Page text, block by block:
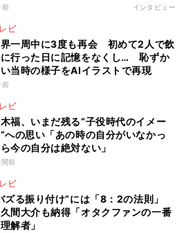
前 インタビュー
ビ
一周中に3度も再会 初めて2人で飲
行った日に記憶をなくし… 恥ずか
い当時の様子をAIイラストで再現
前
ビ
福、いまだ残る“子役時代のイメー
への思い「あの時の自分がいなかっ
今の自分は絶対ない」
前
ビ
ズる振り付け”には「8：2の法則」
間大介も納得「オタクファンの一番
解者」